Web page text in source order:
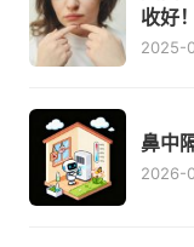
收好！
2025-
鼻中
2026-